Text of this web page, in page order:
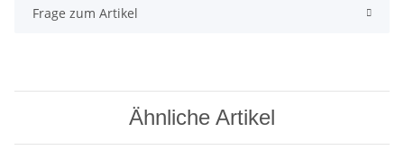
Frage zum Artikel
Ähnliche Artikel